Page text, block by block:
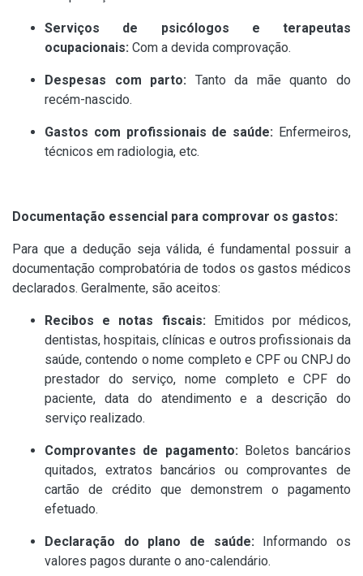
Serviços de psicólogos e terapeutas
ocupacionais: Com a devida comprovação.
Despesas com parto: Tanto da mãe quanto do
recém-nascido.
Gastos com profissionais de saúde: Enfermeiros,
técnicos em radiologia, etc.
Documentação essencial para comprovar os gastos:
Para que a dedução seja válida, é fundamental possuir a
documentação comprobatória de todos os gastos médicos
declarados. Geralmente, são aceitos:
Recibos e notas fiscais: Emitidos por médicos,
dentistas, hospitais, clínicas e outros profissionais da
saúde, contendo o nome completo e CPF ou CNPJ do
prestador do serviço, nome completo e CPF do
paciente, data do atendimento e a descrição do
serviço realizado.
Comprovantes de pagamento: Boletos bancários
quitados, extratos bancários ou comprovantes de
cartão de crédito que demonstrem o pagamento
efetuado.
Declaração do plano de saúde: Informando os
valores pagos durante o ano-calendário.